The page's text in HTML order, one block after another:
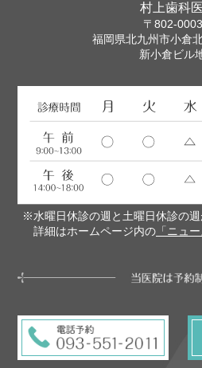
村上歯科
〒802-
福岡県北九州市小倉
新小倉ビル
※水曜日休診の週と土曜日休診の
詳細はホームページ内の 「ニュー